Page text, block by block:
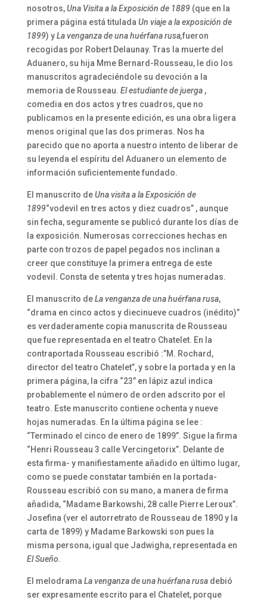
nosotros,Una Visita a la Exposición de 1889 (que en la
primera página está titulada Un viaje a la exposición de
1899) yLa venganza de una huérfana rusa,fueron
recogidas por Robert Delaunay. Tras la muerte del
Aduanero, su hija Mme Bernard-Rousseau, le dio los
manuscritos agradeciéndole su devoción a la
memoria de Rousseau. El estudiante de juerga,
comedia en dos actos y tres cuadros, que no
publicamos en la presente edición, es una obra ligera
menos original que las dos primeras. Nos ha
parecido que no aporta a nuestro intento de liberar de
su leyenda el espíritu del Aduanero un elemento de
información suficientemente fundado.
El manuscrito deUna visita a la Exposición de
1899“vodevil en tres actos y diez cuadros” , aunque
sin fecha, seguramente se publicó durante los días de
la exposición. Numerosas correcciones hechas en
parte con trozos de papel pegados nos inclinan a
creer que constituye la primera entrega de este
vodevil. Consta de setenta y tres hojas numeradas.
El manuscrito deLa venganza de una huérfana rusa,
“drama en cinco actos y diecinueve cuadros (inédito)”
es verdaderamente copia manuscrita de Rousseau
que fue representada en el teatro Chatelet. En la
contraportada Rousseau escribió :”M. Rochard,
director del teatro Chatelet”, y sobre la portada y en la
primera página, la cifra “23” en lápiz azul indica
probablemente el número de orden adscrito por el
teatro. Este manuscrito contiene ochenta y nueve
hojas numeradas. En la última página se lee :
“Terminado el cinco de enero de 1899”. Sigue la firma
“Henri Rousseau 3 calle Vercingetorix”. Delante de
esta firma- y manifiestamente añadido en último lugar,
como se puede constatar también en la portada-
Rousseau escribió con su mano, a manera de firma
añadida, “Madame Barkowshi, 28 calle Pierre Leroux”.
Josefina (ver el autorretrato de Rousseau de 1890 y la
carta de 1899) y Madame Barkowski son pues la
misma persona, igual que Jadwigha, representada en
El Sueño.
El melodrama La venganza de una huérfana rusadebió
ser expresamente escrito para el Chatelet, porque